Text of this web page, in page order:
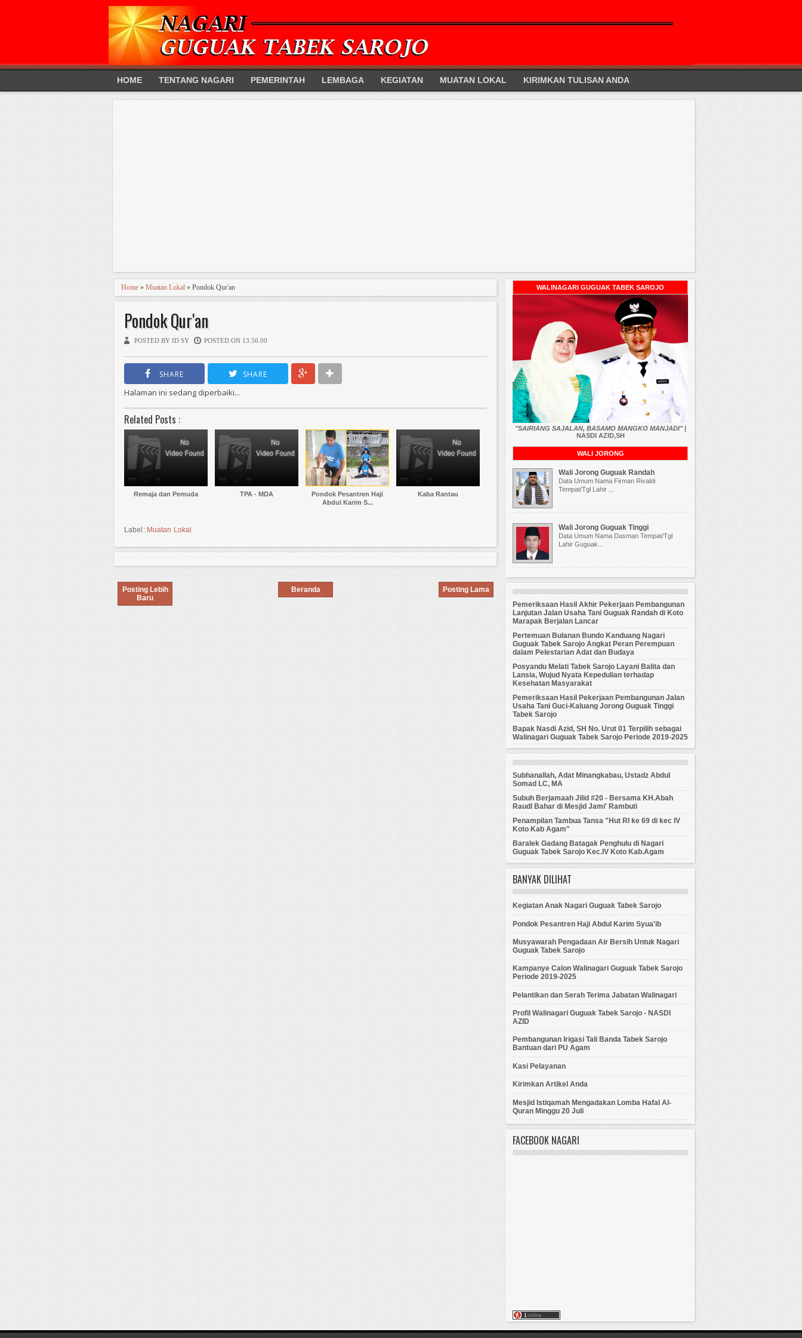
HOME TENTANG NAGARI PEMERINTAH LEMBAGA KEGIATAN MUATAN LOKAL KIRIMKAN TULISAN ANDA
Home » Muatan Lokal » Pondok Qur'an
Pondok Qur'an
POSTED BY ID SY POSTED ON 13.56.00
SHARE SHARE
Halaman ini sedang diperbaiki...
Related Posts :
Remaja dan Pemuda TPA - MDA
Pondok Pesantren Haji
Abdul Karim S...
Kaba Rantau
Label: Muatan Lokal
Posting Lebih
Baru
Posting Lama
Beranda
WALINAGARI GUGUAK TABEK SAROJO
"SAIRIANG SAJALAN, BASAMO MANGKO MANJADI"|
NASDI AZID,SH
WALI JORONG
Wali Jorong Guguak Randah
Data Umum Nama Firman Rivaldi
Tempat/Tgl Lahir ...
Wali Jorong Guguak Tinggi
Data Umum Nama Dasman Tempat/Tgl
Lahir Guguak...
Pemeriksaan Hasil Akhir Pekerjaan Pembangunan
Lanjutan Jalan Usaha Tani Guguak Randah di Koto
Marapak Berjalan Lancar
Pertemuan Bulanan Bundo Kanduang Nagari
Guguak Tabek Sarojo Angkat Peran Perempuan
dalam Pelestarian Adat dan Budaya
Posyandu Melati Tabek Sarojo Layani Balita dan
Lansia, Wujud Nyata Kepedulian terhadap
Kesehatan Masyarakat
Pemeriksaan Hasil Pekerjaan Pembangunan Jalan
Usaha Tani Guci-Kaluang Jorong Guguak Tinggi
Tabek Sarojo
Bapak Nasdi Azid, SH No. Urut 01 Terpilih sebagai
Walinagari Guguak Tabek Sarojo Periode 2019-2025
Subhanallah, Adat Minangkabau, Ustadz Abdul
Somad LC, MA
Subuh Berjamaah Jilid #20 - Bersama KH.Abah
Raudl Bahar di Mesjid Jami' Rambuti
Penampilan Tambua Tansa "Hut RI ke 69 di kec IV
Koto Kab Agam"
Baralek Gadang Batagak Penghulu di Nagari
Guguak Tabek Sarojo Kec.IV Koto Kab.Agam
BANYAK DILIHAT
Kegiatan Anak Nagari Guguak Tabek Sarojo
Pondok Pesantren Haji Abdul Karim Syua'ib
Musyawarah Pengadaan Air Bersih Untuk Nagari
Guguak Tabek Sarojo
Kampanye Calon Walinagari Guguak Tabek Sarojo
Periode 2019-2025
Pelantikan dan Serah Terima Jabatan Walinagari
Profil Walinagari Guguak Tabek Sarojo - NASDI
AZID
Pembangunan Irigasi Tali Banda Tabek Sarojo
Bantuan dari PU Agam
Kasi Pelayanan
Kirimkan Artikel Anda
Mesjid Istiqamah Mengadakan Lomba Hafal Al-
Quran Minggu 20 Juli
FACEBOOK NAGARI